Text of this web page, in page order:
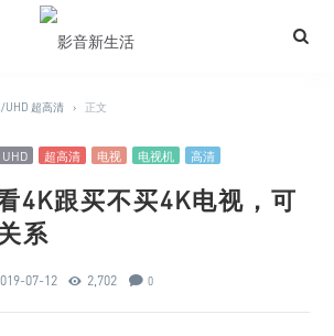
UHD 超高清 › 正文
UHD 超高清 电视 电视机 高清
4K跟买不买4K电视，可
系
07-12 2,702 0